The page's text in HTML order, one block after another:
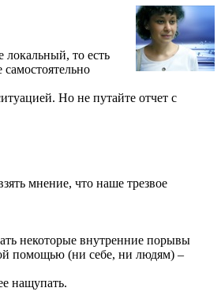
то есть
Но не путайте отчет с
мнение, что наше трезвое
некоторые внутренние порывы
помощью (ни себе, ни людям) –
нащупать.